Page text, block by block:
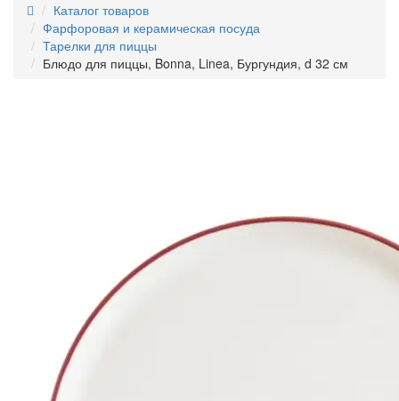
Каталог товаров
Фарфоровая и керамическая посуда
Тарелки для пиццы
Блюдо для пиццы, Bonna, Linea, Бургундия, d 32 см